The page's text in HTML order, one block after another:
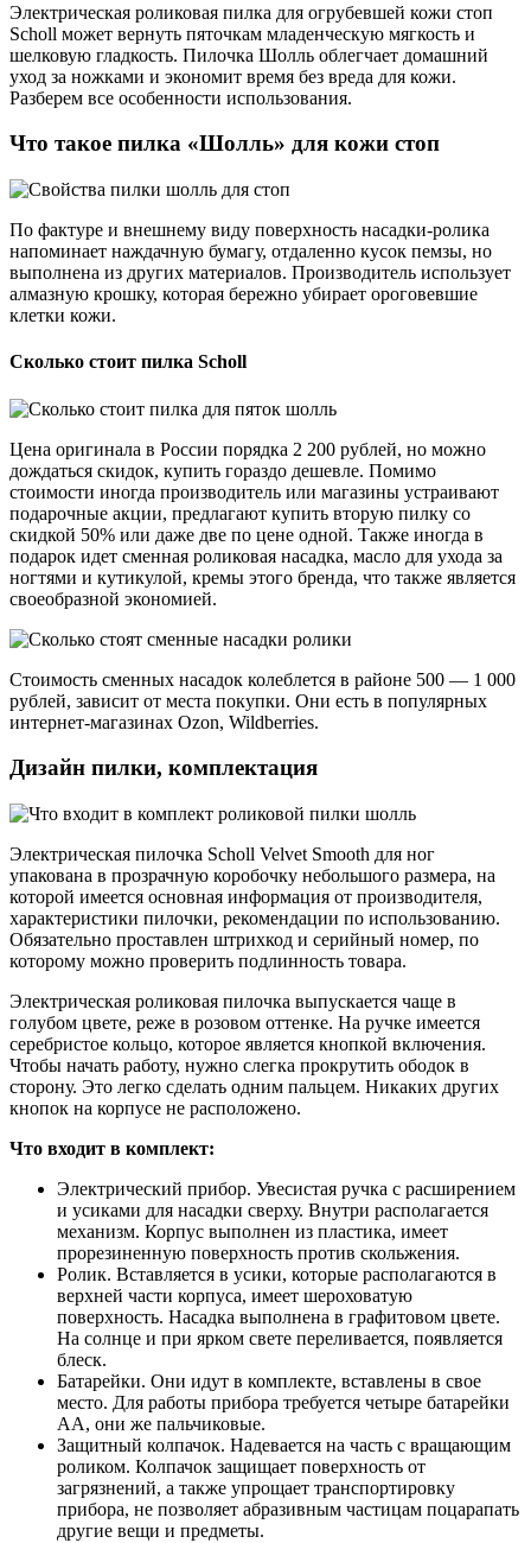
Электрическая роликовая пилка для огрубевшей кожи стоп
Scholl может вернуть пяточкам младенческую мягкость и
шелковую гладкость. Пилочка Шолль облегчает домашний
уход за ножками и экономит время без вреда для кожи.
Разберем все особенности использования.
Что такое пилка «Шолль» для кожи стоп
По фактуре и внешнему виду поверхность насадки-ролика
напоминает наждачную бумагу, отдаленно кусок пемзы, но
выполнена из других материалов. Производитель использует
алмазную крошку, которая бережно убирает ороговевшие
клетки кожи.
Сколько стоит пилка Scholl
Цена оригинала в России порядка 2 200 рублей, но можно
дождаться скидок, купить гораздо дешевле. Помимо
стоимости иногда производитель или магазины устраивают
подарочные акции, предлагают купить вторую пилку со
скидкой 50% или даже две по цене одной. Также иногда в
подарок идет сменная роликовая насадка, масло для ухода за
ногтями и кутикулой, кремы этого бренда, что также является
своеобразной экономией.
Стоимость сменных насадок колеблется в районе 500 — 1 000
рублей, зависит от места покупки. Они есть в популярных
интернет-магазинах Ozon, Wildberries.
Дизайн пилки, комплектация
Электрическая пилочка Scholl Velvet Smooth для ног
упакована в прозрачную коробочку небольшого размера, на
которой имеется основная информация от производителя,
характеристики пилочки, рекомендации по использованию.
Обязательно проставлен штрихкод и серийный номер, по
которому можно проверить подлинность товара.
Электрическая роликовая пилочка выпускается чаще в
голубом цвете, реже в розовом оттенке. На ручке имеется
серебристое кольцо, которое является кнопкой включения.
Чтобы начать работу, нужно слегка прокрутить ободок в
сторону. Это легко сделать одним пальцем. Никаких других
кнопок на корпусе не расположено.
Что входит в комплект:
Электрический прибор. Увесистая ручка с расширением
и усиками для насадки сверху. Внутри располагается
механизм. Корпус выполнен из пластика, имеет
прорезиненную поверхность против скольжения.
Ролик. Вставляется в усики, которые располагаются в
верхней части корпуса, имеет шероховатую
поверхность. Насадка выполнена в графитовом цвете.
На солнце и при ярком свете переливается, появляется
блеск.
Батарейки. Они идут в комплекте, вставлены в свое
место. Для работы прибора требуется четыре батарейки
AA, они же пальчиковые.
Защитный колпачок. Надевается на часть с вращающим
роликом. Колпачок защищает поверхность от
загрязнений, а также упрощает транспортировку
прибора, не позволяет абразивным частицам поцарапать
другие вещи и предметы.